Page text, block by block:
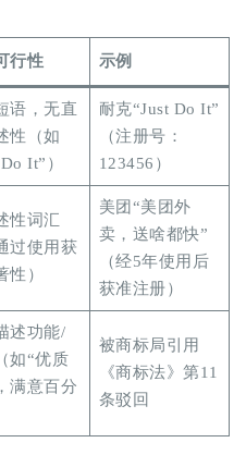
行性 示例
语，无直
性（如
It”）
耐克“Just Do It”
（注册号：
123456）
性词汇
过使用获
性）
美团“美团外
卖，送啥都快”
（经5年使用后
获准注册）
述功能/
如“优质
满意百分
被商标局引用
《商标法》第11
条驳回